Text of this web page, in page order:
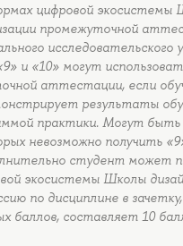
цифровой экосистемы
промежуточной
и «10» могут
аттестации, если
результаты
практики. Могут
невозможно получить
студент может
экосистемы Школы
по дисциплине в
баллов, составляет 10